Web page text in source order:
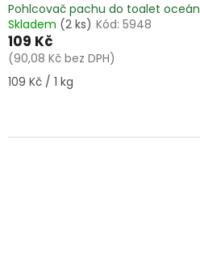
Pohlcovač pachu do toalet oceán
Skladem (2 ks) Kód: 5948
109 Kč
(90,08 Kč bez DPH)
Měrná
109 Kč / 1 kg